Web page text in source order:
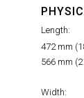
Length:
472 mm
566 mm
Width: